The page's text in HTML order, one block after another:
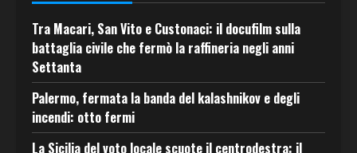
Tra Macari, San Vito e Custonaci: il docufilm sulla
battaglia civile che fermò la raffineria negli anni
Settanta
Palermo, fermata la banda del kalashnikov e degli
incendi: otto fermi
La Sicilia del voto locale scuote il centrodestra: il